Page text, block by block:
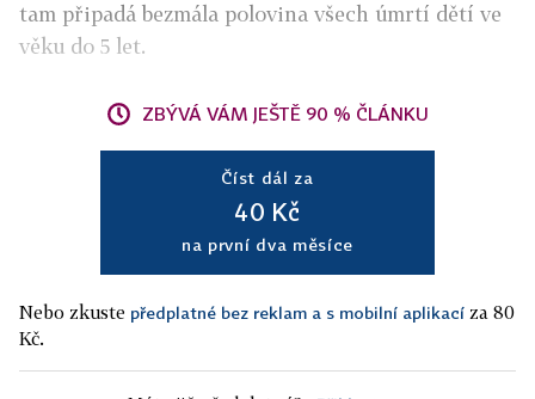
tam připadá bezmála polovina všech úmrtí dětí ve
věku do 5 let.
ZBÝVÁ VÁM JEŠTĚ 90 % ČLÁNKU
Číst dál za
40 Kč
na první dva měsíce
Nebo zkuste předplatné bez reklam a s mobilní aplikací za 80
Kč.